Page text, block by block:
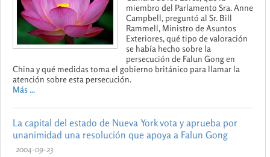
miembro del Parlamento Sra. Anne
Campbell, preguntó al Sr. Bill
Rammell, Ministro de Asuntos
Exteriores, qué tipo de valoración
se había hecho sobre la
persecución de Falun Gong en
China y qué medidas toma el gobierno británico para llamar la
atención sobre esta persecución.
Más ...
La capital del estado de Nueva York vota y aprueba por
unanimidad una resolución que apoya a Falun Gong
2004-09-23